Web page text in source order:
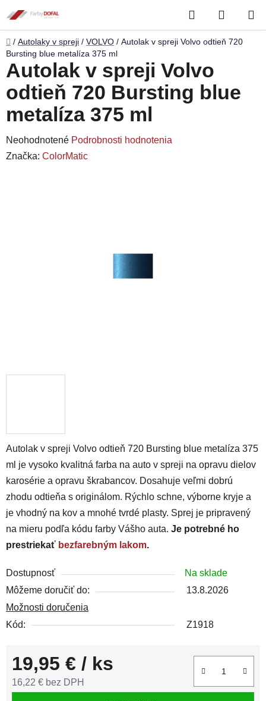
na
obsah
Hľadať
KOŠÍK
Domov
/ Autolaky v spreji / VOLVO / Autolak v spreji Volvo odtieň 720
Bursting blue metalíza 375 ml
Autolak v spreji Volvo odtieň 720 Bursting blue metalíza 375
ml je vysoko kvalitná farba na auto v spreji na opravu dielov
karosérie a opravu škrabancov. Dosahuje veľmi dobrú
zhodu odtieňa s originálom. Rýchlo schne, výborne kryje a
je vhodný na kov a mnohé tvrdé plasty. Sprej je pripravený
na mieru podľa kódu farby Vášho auta. Je potrebné ho
prestriekať bezfarebným lakom.
Dostupnosť
Na sklade
Môžeme doručiť do:
13.8.2026
Možnosti doručenia
Kód:
Z1918
19,95 € / ks
16,22 € bez DPH
Autolak v spreji Volvo
odtieň 720 Bursting blue
metalíza 375 ml
Priemerné
hodnotenie
Neohodnotené Podrobnosti hodnotenia
Značka: ColorMatic